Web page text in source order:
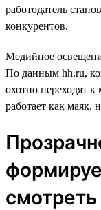
работодатель
конкурентов.
Медийное
По данным hh.ru,
охотно переходят к
работает как маяк,
смотреть